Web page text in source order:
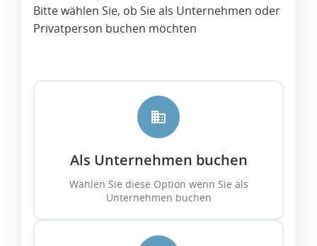
Bitte wählen Sie, ob Sie als Unternehmen oder
Privatperson buchen möchten
Als Unternehmen buchen
Wählen Sie diese Option wenn Sie als
Unternehmen buchen